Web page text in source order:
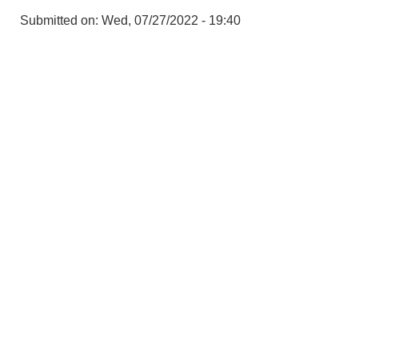
Submitted on: Wed, 07/27/2022 - 19:40